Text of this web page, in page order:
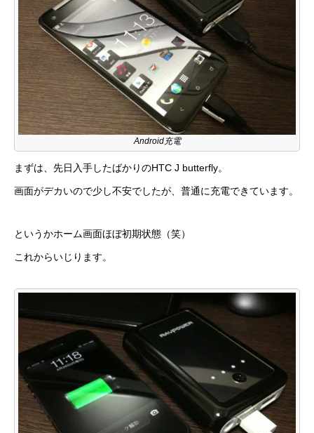
Android充電
まずは、先日入手したばかりのHTC J butterfly。
画面がデカいので少し不安でしたが、普通に充電できています。
というかホーム画面ほぼ初期状態（笑）
これからいじります。